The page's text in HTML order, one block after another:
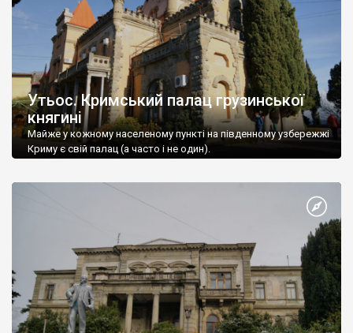
Утьос. Кримський палац грузинської
княгині
Майже у кожному населеному пункті на південному узбережжі
Криму є свій палац (а часто і не один).